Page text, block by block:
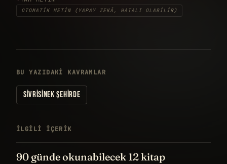
OTOMATIK METIN (YAPAY ZEKÂ, HATALI OLABILIR)
BU YAZIDAKI KAVRAMLAR
SIVRISINEK ŞEHIRDE
İLGILI IÇERIK
90 günde okunabilecek 12 kitap